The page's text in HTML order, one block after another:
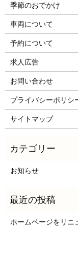
季節のおでかけ
車両について
予約について
求人広告
お問い合わせ
プライバシーポリシ
サイトマップ
お知らせ
ホームページをリニ